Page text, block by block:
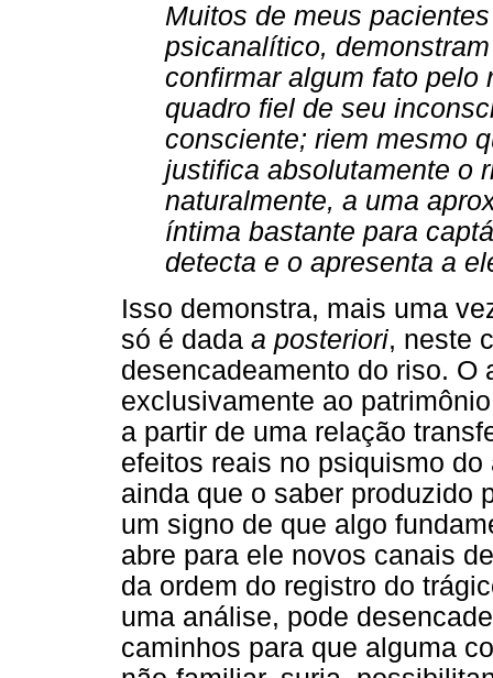
Muitos de meus
psicanalítico,
confirmar algum fato pelo
quadro fiel de seu
consciente; riem mesmo
justifica absolutamente o
naturalmente, a uma
íntima bastante para
detecta e o apresenta a
Isso demonstra, mais uma
só é dada a posteriori, neste
desencadeamento do riso. O
exclusivamente ao
a partir de uma relação
efeitos reais no psiquismo
ainda que o saber produzido
um signo de que algo
abre para ele novos canais
da ordem do registro do
uma análise, pode
caminhos para que alguma